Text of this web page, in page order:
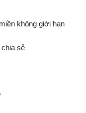
không giới hạn
sẻ